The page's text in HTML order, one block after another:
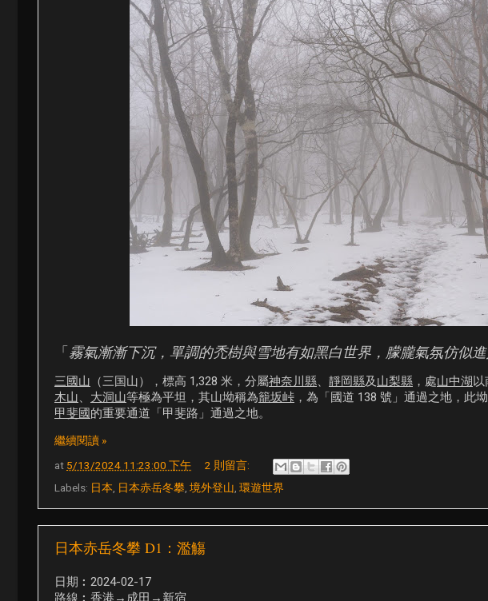
「霧氣漸漸下沉，單調的禿樹與雪地有如黑白世界，朦朧氣氛仿似
三國山 （三国山），標高 1,328 米，分屬神奈川縣、 靜岡縣及 山梨縣 ，處山中湖
木山、 大洞山等極為平坦，其山坳稱為籠坂峠 ，為「國道 138 號」通過之地，此
甲斐國 的重要通道「甲斐路」通過之地。
繼續閱讀 »
at 5/13/2024 11:23:00 下午
2 則留言:
Labels: 日本 日本赤岳冬攀 境外登山 環遊世界
日本赤岳冬攀 D1：濫觴
日期︰2024-02-17
路線︰香港→成田→新宿